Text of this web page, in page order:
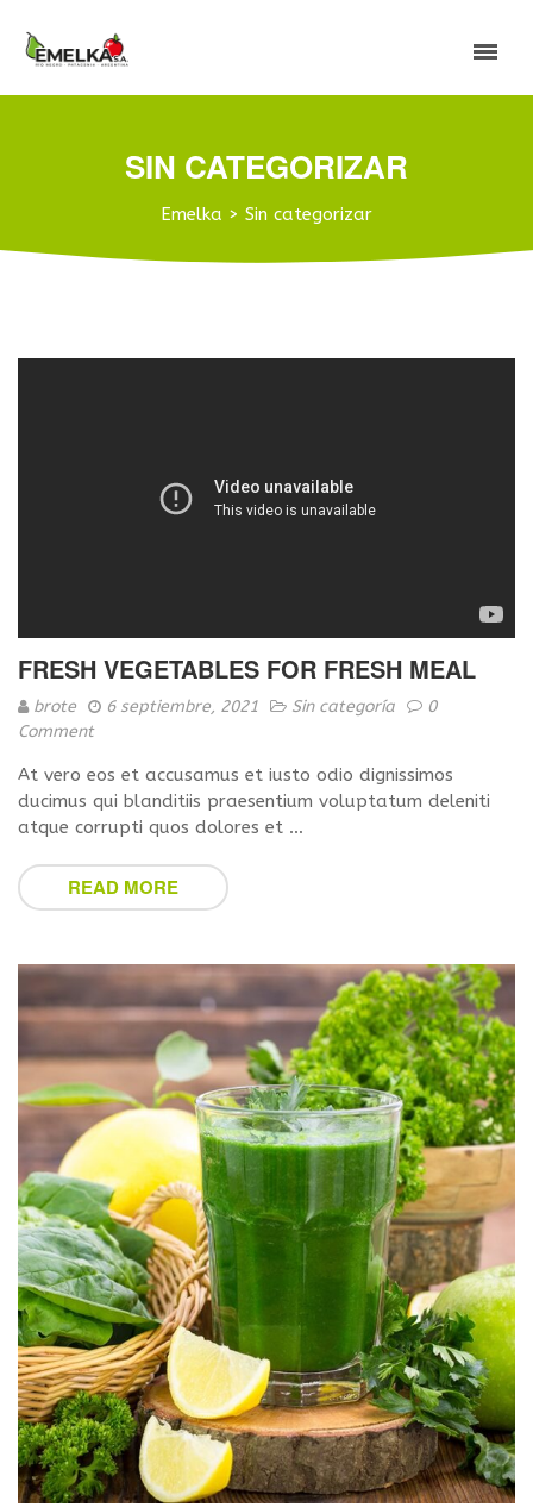
SIN CATEGORIZAR
Emelka > Sin categorizar
FRESH VEGETABLES FOR FRESH MEAL
brote 6 septiembre, 2021 Sin categoría
0
Comment
At vero eos et accusamus et iusto odio dignissimos
ducimus qui blanditiis praesentium voluptatum deleniti
atque corrupti quos dolores et …
READ MORE